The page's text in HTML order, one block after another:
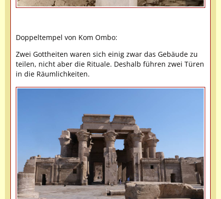
Doppeltempel von Kom Ombo:
Zwei Gottheiten waren sich einig zwar das Gebäude zu
teilen, nicht aber die Rituale. Deshalb führen zwei Türen
in die Räumlichkeiten.